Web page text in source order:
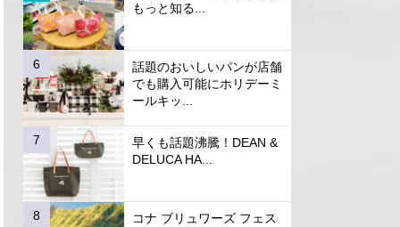
もっと知る...
話題のおいしいパンが店舗
でも購入可能にホリデーミ
ールキッ...
早くも話題沸騰！DEAN &
DELUCA HA...
コナ ブリュワーズ フェス